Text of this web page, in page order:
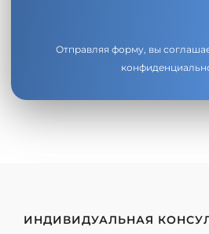
Отправляя форму, вы
ИНДИВИДУАЛЬНАЯ